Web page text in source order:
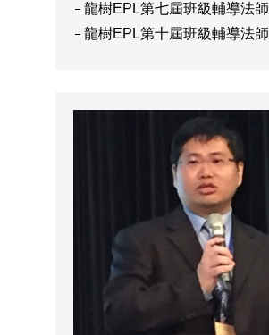
龍樹EPL第七屆班級輔導法師
龍樹EPL第十屆班級輔導法師